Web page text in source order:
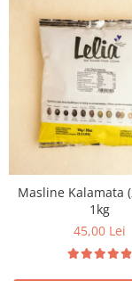
Masline Kalamata
1kg
45,00 Lei